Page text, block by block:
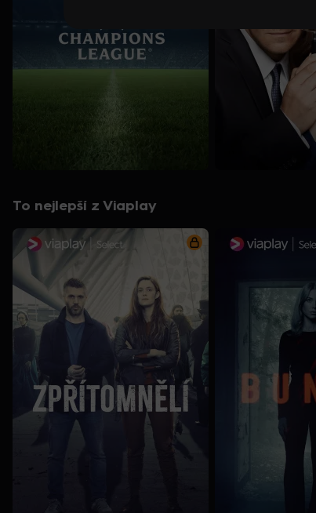
To nejlepší z Viaplay